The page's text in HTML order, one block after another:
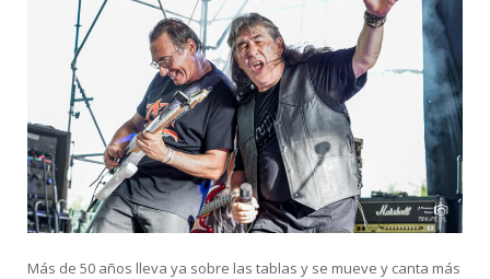
Más de 50 años lleva ya sobre las tablas y se mueve y canta más